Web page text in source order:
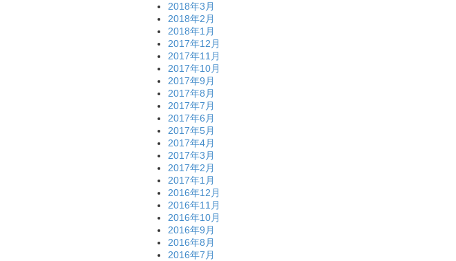
2018年3月
2018年2月
2018年1月
2017年12月
2017年11月
2017年10月
2017年9月
2017年8月
2017年7月
2017年6月
2017年5月
2017年4月
2017年3月
2017年2月
2017年1月
2016年12月
2016年11月
2016年10月
2016年9月
2016年8月
2016年7月